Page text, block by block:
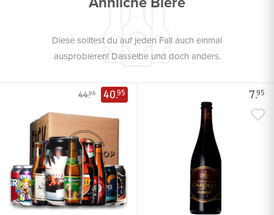
Diese solltest du auf jeden Fall auch einmal
ausprobieren! Dasselbe und doch anders.
44.95 40.95 7.95